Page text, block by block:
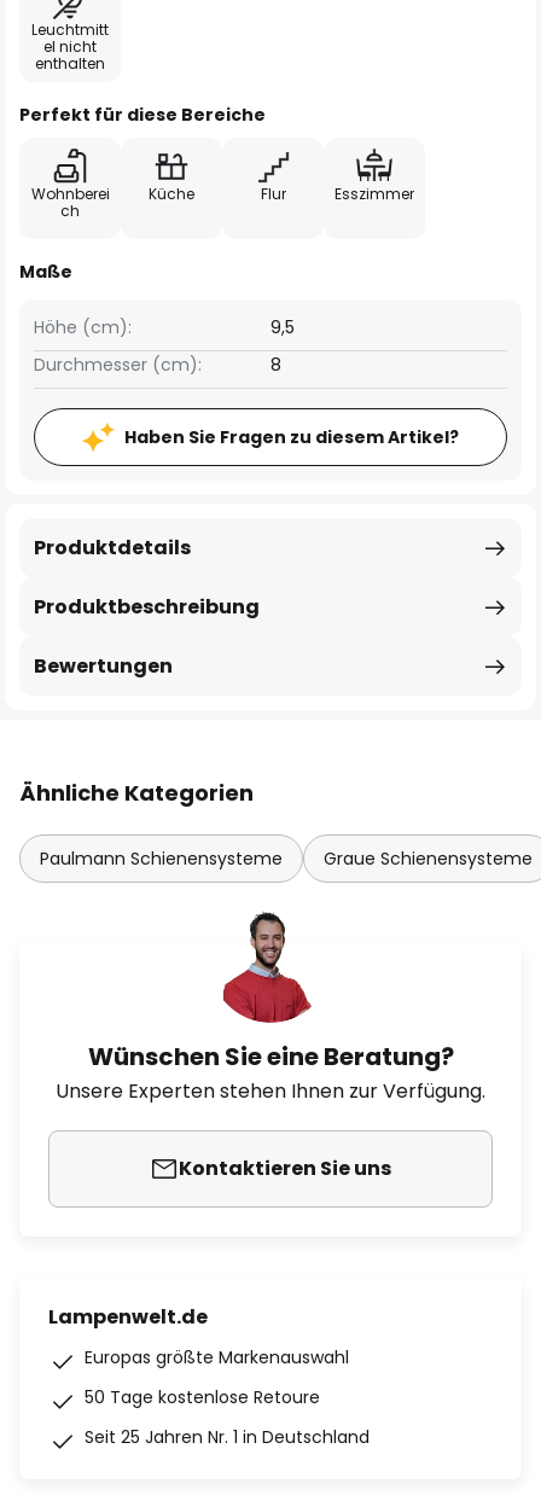
Leuchtmitt
el nicht
enthalten
Perfekt für diese Bereiche
Wohnberei
ch
Küche Flur Esszimmer
Maße
Höhe (cm):
9,5
Durchmesser (cm):
8
Haben Sie Fragen zu diesem Artikel?
Produktbeschreibung
Produktdetails
Bewertungen
Ähnliche Kategorien
Paulmann Schienensysteme Graue Schienensysteme
Wünschen Sie eine Beratung?
Unsere Experten stehen Ihnen zur Verfügung.
Kontaktieren Sie uns
Lampenwelt.de
Europas größte Markenauswahl
50 Tage kostenlose Retoure
Seit 25 Jahren Nr. 1 in Deutschland